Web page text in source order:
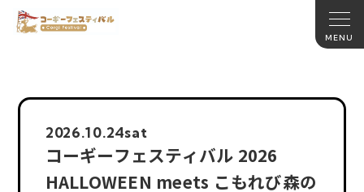
2026.10.24sat
コーギーフェスティバル 2026
HALLOWEEN meets こもれび森の